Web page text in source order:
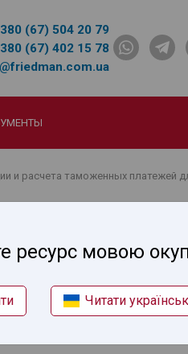
(67) 504 20 79
(67) 402 15 78
и расчета таможенных платежей
таможенной
для
не ниже ЕВРО 5
ресурс мовою
Читати